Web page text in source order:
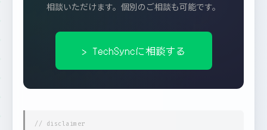
相談いただけます。個別のご相談も可能です。
> TechSyncに相談する